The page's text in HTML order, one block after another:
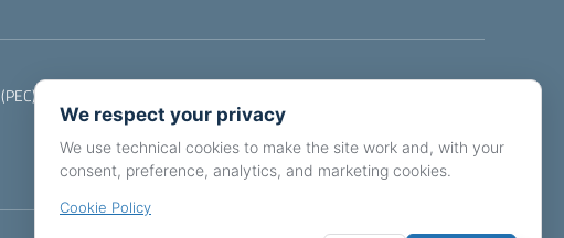
We respect your privacy
We use technical cookies to make the site work and, with your
consent, preference, analytics, and marketing cookies.
Cookie Policy